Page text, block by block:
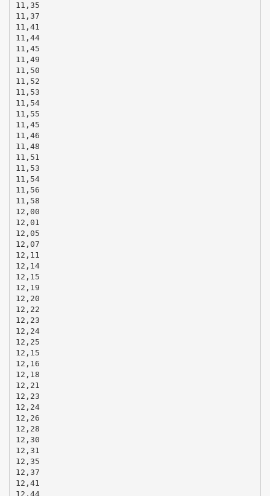
11,35
11,37
11,41
11,44
11,45
11,49
11,50
11,52
11,53
11,54
11,55
11,45
11,46
11,48
11,51
11,53
11,54
11,56
11,58
12,00
12,01
12,05
12,07
12,11
12,14
12,15
12,19
12,20
12,22
12,23
12,24
12,25
12,15
12,16
12,18
12,21
12,23
12,24
12,26
12,28
12,30
12,31
12,35
12,37
12,41
12,44